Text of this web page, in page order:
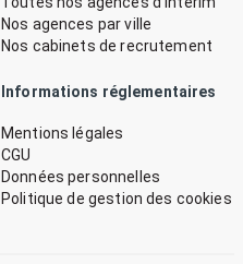
Nos agences par ville
Nos cabinets de recrutement
Informations réglementaires
Mentions légales
CGU
Données personnelles
Politique de gestion des cookies